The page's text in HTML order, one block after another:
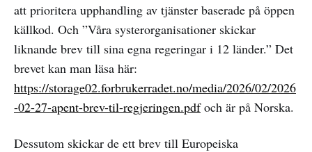
att prioritera upphandling av tjänster baserade på öppen
källkod. Och ”Våra systerorganisationer skickar
liknande brev till sina egna regeringar i 12 länder.” Det
brevet kan man läsa här:
https://storage02.forbrukerradet.no/media/2026/02/2026
-02-27-apent-brev-til-regjeringen.pdfoch är på Norska.
Dessutom skickar de ett brev till Europeiska